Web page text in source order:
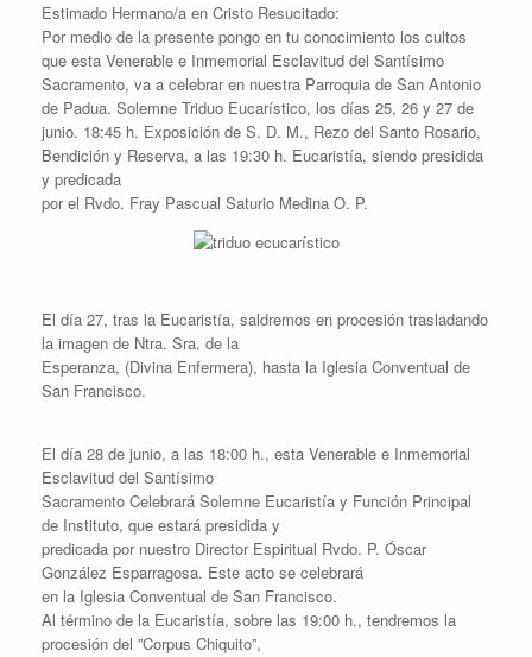
Estimado Hermano/a en Cristo Resucitado:
Por medio de la presente pongo en tu conocimiento los cultos
que esta Venerable e Inmemorial Esclavitud del Santísimo
Sacramento, va a celebrar en nuestra Parroquia de San Antonio
de Padua. Solemne Triduo Eucarístico, los días 25, 26 y 27 de
junio. 18:45 h. Exposición de S. D. M., Rezo del Santo Rosario,
Bendición y Reserva, a las 19:30 h. Eucaristía, siendo presidida
y predicada
por el Rvdo. Fray Pascual Saturio Medina O. P.
El día 27, tras la Eucaristía, saldremos en procesión trasladando
la imagen de Ntra. Sra. de la
Esperanza, (Divina Enfermera), hasta la Iglesia Conventual de
San Francisco.
El día 28 de junio, a las 18:00 h., esta Venerable e Inmemorial
Esclavitud del Santísimo
Sacramento Celebrará Solemne Eucaristía y Función Principal
de Instituto, que estará presidida y
predicada por nuestro Director Espiritual Rvdo. P. Óscar
González Esparragosa. Este acto se celebrará
en la Iglesia Conventual de San Francisco.
Al término de la Eucaristía, sobre las 19:00 h., tendremos la
procesión del ”Corpus Chiquito”,